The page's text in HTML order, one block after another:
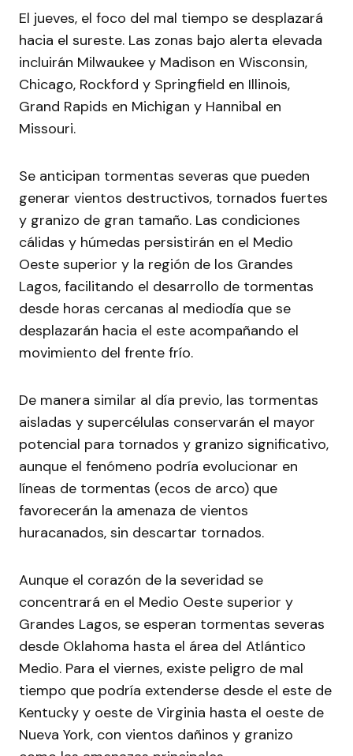
El jueves, el foco del mal tiempo se desplazará
hacia el sureste. Las zonas bajo alerta elevada
incluirán Milwaukee y Madison en Wisconsin,
Chicago, Rockford y Springfield en Illinois,
Grand Rapids en Michigan y Hannibal en
Missouri.
Se anticipan tormentas severas que pueden
generar vientos destructivos, tornados fuertes
y granizo de gran tamaño. Las condiciones
cálidas y húmedas persistirán en el Medio
Oeste superior y la región de los Grandes
Lagos, facilitando el desarrollo de tormentas
desde horas cercanas al mediodía que se
desplazarán hacia el este acompañando el
movimiento del frente frío.
De manera similar al día previo, las tormentas
aisladas y supercélulas conservarán el mayor
potencial para tornados y granizo significativo,
aunque el fenómeno podría evolucionar en
líneas de tormentas (ecos de arco) que
favorecerán la amenaza de vientos
huracanados, sin descartar tornados.
Aunque el corazón de la severidad se
concentrará en el Medio Oeste superior y
Grandes Lagos, se esperan tormentas severas
desde Oklahoma hasta el área del Atlántico
Medio. Para el viernes, existe peligro de mal
tiempo que podría extenderse desde el este de
Kentucky y oeste de Virginia hasta el oeste de
Nueva York, con vientos dañinos y granizo